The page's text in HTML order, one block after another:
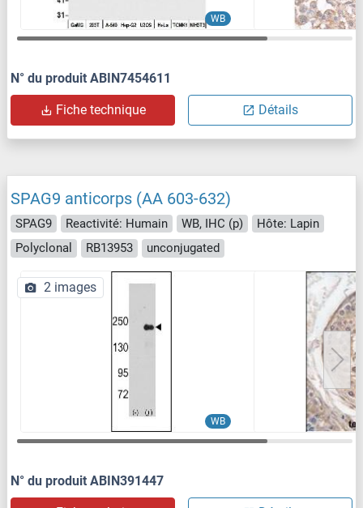
WB
N° du produit ABIN7454611
Fiche technique Détails
SPAG9 anticorps (AA 603-632)
SPAG9 Reactivité: Humain WB, IHC (p)
Hôte: Lapin
Polyclonal
RB13953 unconjugated
WB
2 images
N° du produit ABIN391447